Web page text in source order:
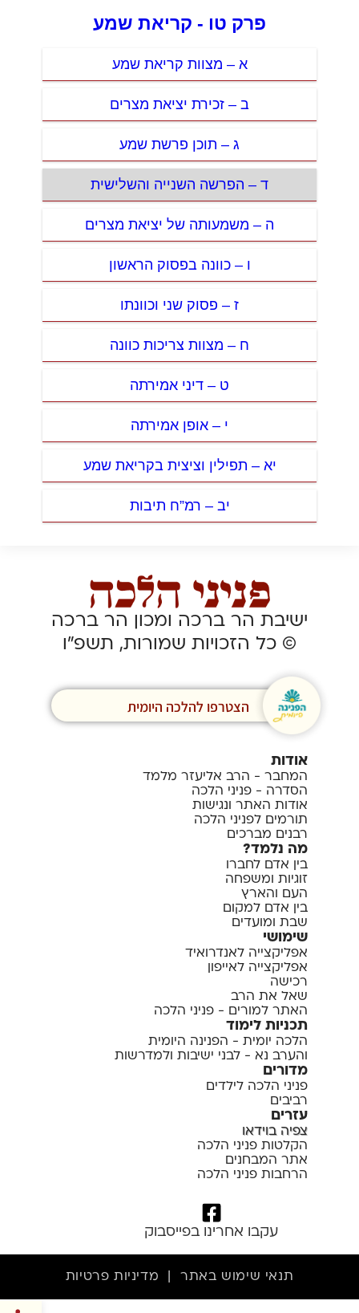
פרק טו - קריאת שמע
א – מצוות קריאת שמע
ב – זכירת יציאת מצרים
ג – תוכן פרשת שמע
ד – הפרשה השנייה והשלישית
ה – משמעותה של יציאת מצרים
ו – כוונה בפסוק הראשון
ז – פסוק שני וכוונתו
ח – מצוות צריכות כוונה
ט – דיני אמירתה
י – אופן אמירתה
יא – תפילין וציצית בקריאת שמע
יב – רמ”ח תיבות
ישיבת הר ברכה ומכון הר ברכה
© כל הזכויות שמורות, תשפ”ו
הצטרפו להלכה היומית
אודות
המחבר - הרב אליעזר מלמד
הסדרה - פניני הלכה
אודות האתר ונגישות
תורמים לפניני הלכה
רבנים מברכים
מה נלמד?
בין אדם לחברו
זוגיות ומשפחה
העם והארץ
בין אדם למקום
שבת ומועדים
שימושי
אפליקצייה לאנדרואיד
אפליקצייה לאייפון
רכישה
שאל את הרב
האתר למורים - פניני הלכה
תכניות לימוד
הלכה יומית - הפנינה היומית
והערב נא - לבני ישיבות ולמדרשות
מדורים
פניני הלכה לילדים
רביבים
עזרים
צפיה בוידאו
הקלטות פניני הלכה
אתר המבחנים
הרחבות פניני הלכה
עקבו אחרינו בפייסבוק
תנאי שימוש באתר| מדיניות פרטיות